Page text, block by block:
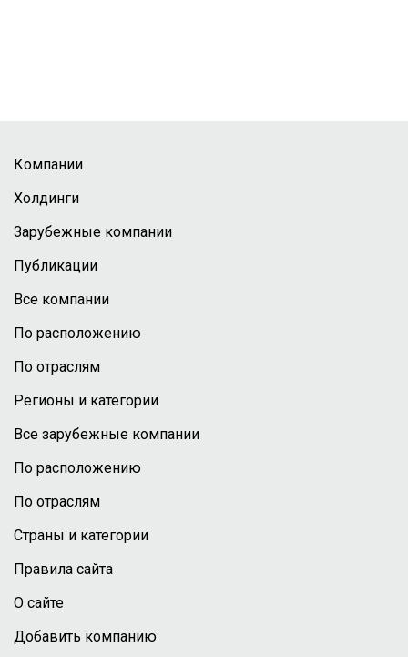
Компании
Холдинги
Зарубежные компании
Публикации
Все компании
По расположению
По отраслям
Регионы и категории
Все зарубежные компании
По расположению
По отраслям
Страны и категории
Правила сайта
О сайте
Добавить компанию